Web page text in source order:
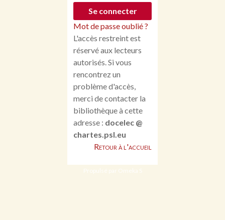
Mot de passe oublié ?
L'accès restreint est
réservé aux lecteurs
autorisés. Si vous
rencontrez un
problème d'accès,
merci de contacter la
bibliothèque à cette
adresse : docelec @
chartes.psl.eu
Retour à l'accueil
Propulsé par Omeka S